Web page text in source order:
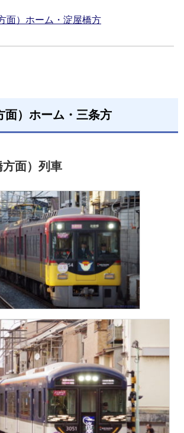
面）ホーム・淀屋橋方
面）ホーム・三条方
面）列車